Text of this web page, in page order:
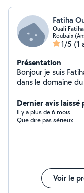
Fatiha
Ouali Fatiha
Roubaix
1/5 (1
Présentation
Bonjour je suis
dans le domaine
saurais répondre à
Dernier avis laissé
Il y a plus de 6 mois
Que dire pas sérieux
Voir le